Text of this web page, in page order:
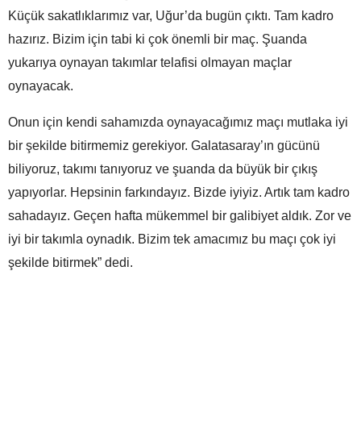
Küçük sakatlıklarımız var, Uğur’da bugün çıktı. Tam kadro
hazırız. Bizim için tabi ki çok önemli bir maç. Şuanda
yukarıya oynayan takımlar telafisi olmayan maçlar
oynayacak.
Onun için kendi sahamızda oynayacağımız maçı mutlaka iyi
bir şekilde bitirmemiz gerekiyor. Galatasaray’ın gücünü
biliyoruz, takımı tanıyoruz ve şuanda da büyük bir çıkış
yapıyorlar. Hepsinin farkındayız. Bizde iyiyiz. Artık tam kadro
sahadayız. Geçen hafta mükemmel bir galibiyet aldık. Zor ve
iyi bir takımla oynadık. Bizim tek amacımız bu maçı çok iyi
şekilde bitirmek” dedi.